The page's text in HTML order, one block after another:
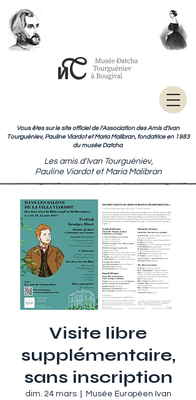
Vous êtes sur le site officiel de l'Association des Amis d'Ivan
Tourguéniev, Pauline Viardot et Maria Malibran, fondatrice en 1983
du musée Datcha
Les amis d'Ivan Tourguéniev,
Pauline Viardot et Maria Malibran
Visite libre
supplémentaire,
sans inscription
dim. 24 mars
  |
Musée Européen Ivan